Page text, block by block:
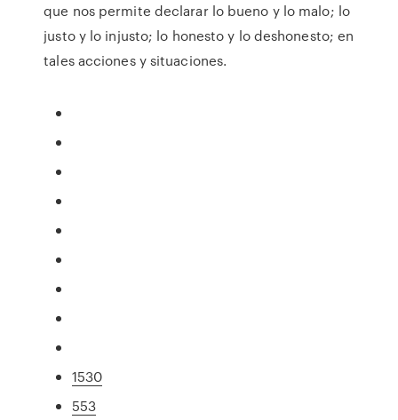
que nos permite declarar lo bueno y lo malo; lo
justo y lo injusto; lo honesto y lo deshonesto; en
tales acciones y situaciones.
1530
553